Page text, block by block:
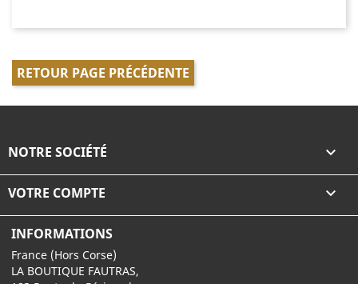
RETOUR PAGE PRÉCÉDENTE
NOTRE SOCIÉTÉ 
VOTRE COMPTE 
INFORMATIONS
France (Hors Corse)
LA BOUTIQUE FAUTRAS,